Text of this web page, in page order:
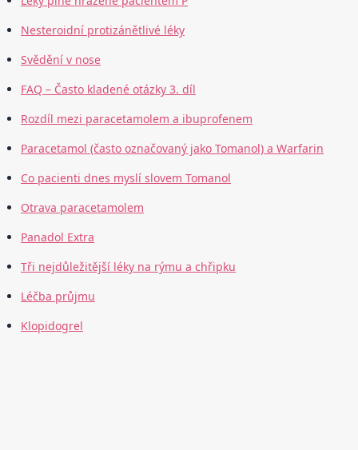
Nesteroidní protizánětlivé léky
Svědění v nose
FAQ – Často kladené otázky 3. díl
Rozdíl mezi paracetamolem a ibuprofenem
Paracetamol (často označovaný jako Tomanol) a Warfarin
Co pacienti dnes myslí slovem Tomanol
Otrava paracetamolem
Panadol Extra
Tři nejdůležitější léky na rýmu a chřipku
Léčba průjmu
Klopidogrel